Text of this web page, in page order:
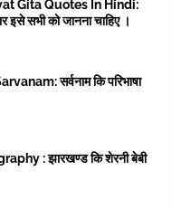
Gita Quotes In Hindi:
इसे सभी को जानना चाहिए ।
सर्वनाम कि परिभाषा
: झारखण्ड कि शेरनी बेबी